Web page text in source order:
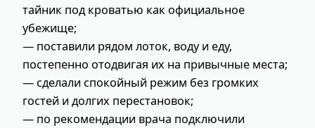
тайник под кроватью как официальное
убежище;
— поставили рядом лоток, воду и еду,
постепенно отодвигая их на привычные места;
— сделали спокойный режим без громких
гостей и долгих перестановок;
— по рекомендации врача подключили